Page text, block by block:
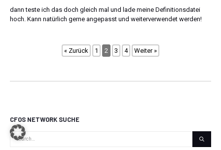
dann teste ich das doch gleich mal und lade meine Definitionsdatei
hoch. Kann natürlich gerne angepasst und weiterverwendet werden!
« Zurück 1 2 3 4 Weiter »
CFOS NETWORK SUCHE